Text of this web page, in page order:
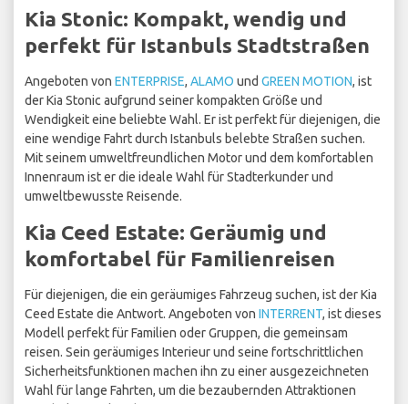
Kia Stonic: Kompakt, wendig und
perfekt für Istanbuls Stadtstraßen
Angeboten von ENTERPRISE, ALAMO und GREEN MOTION, ist
der Kia Stonic aufgrund seiner kompakten Größe und
Wendigkeit eine beliebte Wahl. Er ist perfekt für diejenigen, die
eine wendige Fahrt durch Istanbuls belebte Straßen suchen.
Mit seinem umweltfreundlichen Motor und dem komfortablen
Innenraum ist er die ideale Wahl für Stadterkunder und
umweltbewusste Reisende.
Kia Ceed Estate: Geräumig und
komfortabel für Familienreisen
Für diejenigen, die ein geräumiges Fahrzeug suchen, ist der Kia
Ceed Estate die Antwort. Angeboten von INTERRENT, ist dieses
Modell perfekt für Familien oder Gruppen, die gemeinsam
reisen. Sein geräumiges Interieur und seine fortschrittlichen
Sicherheitsfunktionen machen ihn zu einer ausgezeichneten
Wahl für lange Fahrten, um die bezaubernden Attraktionen